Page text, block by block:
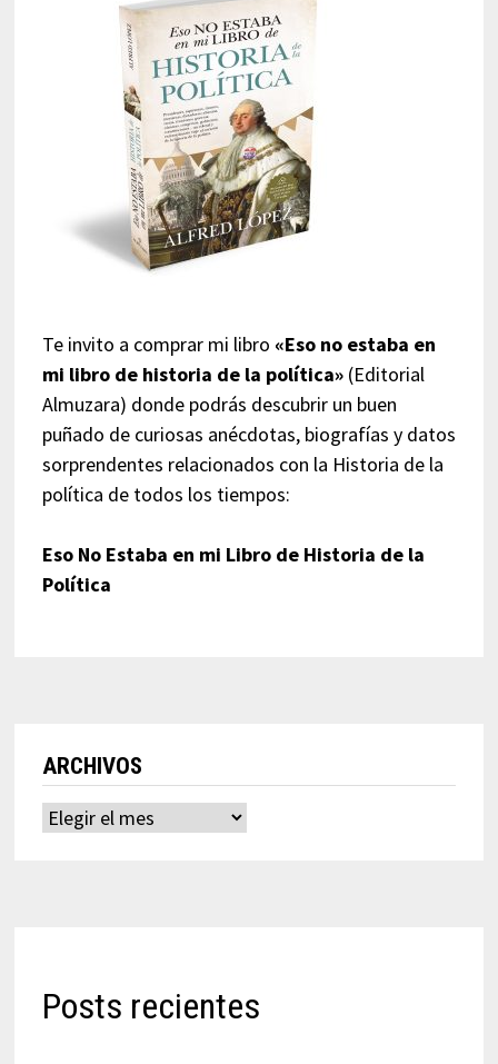
Te invito a comprar mi libro «Eso no estaba en
mi libro de historia de la política»(Editorial
Almuzara) donde podrás descubrir un buen
puñado de curiosas anécdotas, biografías y datos
sorprendentes relacionados con la Historia de la
política de todos los tiempos:
Eso No Estaba en mi Libro de Historia de la
Política
ARCHIVOS
Archivos
Posts recientes